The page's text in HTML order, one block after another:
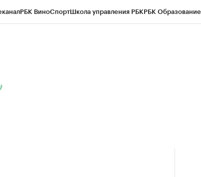
РБК ВиноСпортШкола управления РБКРБК Образование